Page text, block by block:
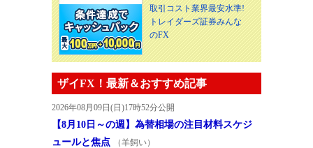
取引コスト業界最安水準!
トレイダーズ証券みんな
のFX
ザイFX！最新＆おすすめ記事
2026年08月09日(日)17時52分公開
【8月10日～の週】為替相場の注目材料スケジ
ュールと焦点
（羊飼い）